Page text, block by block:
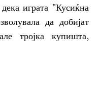
играта "Кусиќна
да добијат
тројка купишта,